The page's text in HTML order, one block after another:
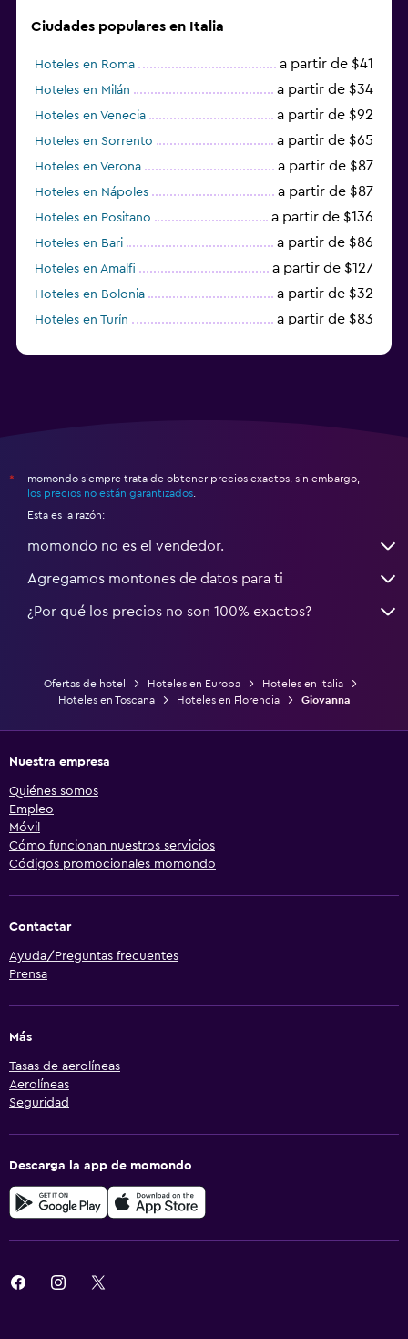
Ciudades populares en Italia
Hoteles en Roma a partir de $41
Hoteles en Milán a partir de $34
Hoteles en Venecia a partir de $92
Hoteles en Sorrento a partir de $65
Hoteles en Verona a partir de $87
Hoteles en Nápoles a partir de $87
Hoteles en Positano a partir de $136
Hoteles en Bari a partir de $86
Hoteles en Amalfi a partir de $127
Hoteles en Bolonia a partir de $32
Hoteles en Turín a partir de $83
*
momondo siempre trata de obtener precios exactos, sin embargo,
los precios no están garantizados
Esta es la razón:
momondo no es el vendedor.
Agregamos montones de datos para ti
¿Por qué los precios no son 100% exactos?
Ofertas de hotel Hoteles en Europa
Hoteles en Italia
Hoteles en Toscana
Hoteles en Florencia Giovanna
Nuestra empresa
Quiénes somos
Empleo
Móvil
Cómo funcionan nuestros servicios
Códigos promocionales momondo
Contactar
Ayuda/Preguntas frecuentes
Prensa
Más
Tasas de aerolíneas
Aerolíneas
Seguridad
Descarga la app de momondo